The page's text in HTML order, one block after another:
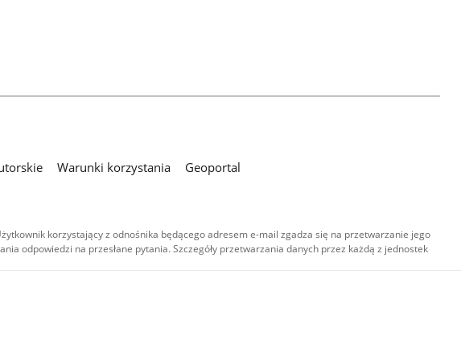
Warunki korzystania
Geoportal
korzystający z odnośnika będącego adresem e-mail zgadza się na przetwarzanie jego
odpowiedzi na przesłane pytania. Szczegóły przetwarzania danych przez każdą z jednostek
są
samych
audio i wideo,
niekomercyjne -
inaczej.